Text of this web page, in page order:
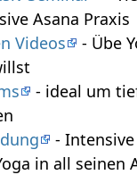
Asana Praxis
Videos
- Übe
- ideal um
-
in all seinen